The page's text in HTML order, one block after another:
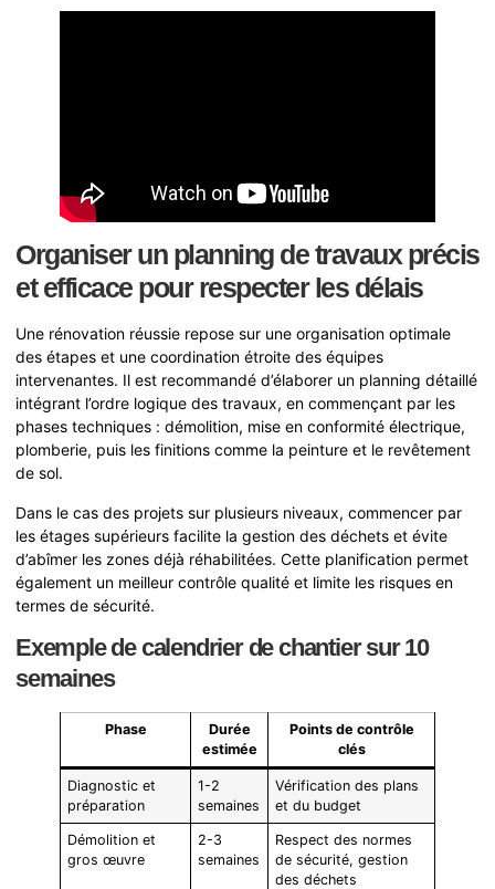
Organiser un planning de travaux précis
et efficace pour respecter les délais
Une rénovation réussie repose sur une organisation optimale
des étapes et une coordination étroite des équipes
intervenantes. Il est recommandé d’élaborer un planning détaillé
intégrant l’ordre logique des travaux, en commençant par les
phases techniques : démolition, mise en conformité électrique,
plomberie, puis les finitions comme la peinture et le revêtement
de sol.
Dans le cas des projets sur plusieurs niveaux, commencer par
les étages supérieurs facilite la gestion des déchets et évite
d’abîmer les zones déjà réhabilitées. Cette planification permet
également un meilleur contrôle qualité et limite les risques en
termes de sécurité.
Exemple de calendrier de chantier sur 10
semaines
Phase
Durée
estimée
Points de contrôle
clés
Diagnostic et
préparation
1-2
semaines
Vérification des plans
et du budget
Démolition et
gros œuvre
2-3
semaines
Respect des normes
de sécurité, gestion
des déchets